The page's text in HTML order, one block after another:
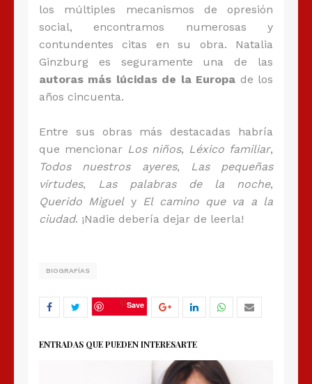
los múltiples mecanismos de opresión
social, encontramos numerosas y
contundentes citas en su obra. Natalia
Ginzburg es seguramente una de las
autoras más lúcidas de la Europa de los
años cincuenta.
Entre sus obras más destacadas habría
que mencionar Los niños, Léxico familiar,
Todos nuestros ayeres,
Las pequeñas
virtudes, Las palabras de la noche,
Querido Miguely El camino que va a la
ciudad. ¡Nadie debería dejar de leerla!
BIOGRAFÍAS
Save
ENTRADAS QUE PUEDEN INTERESARTE